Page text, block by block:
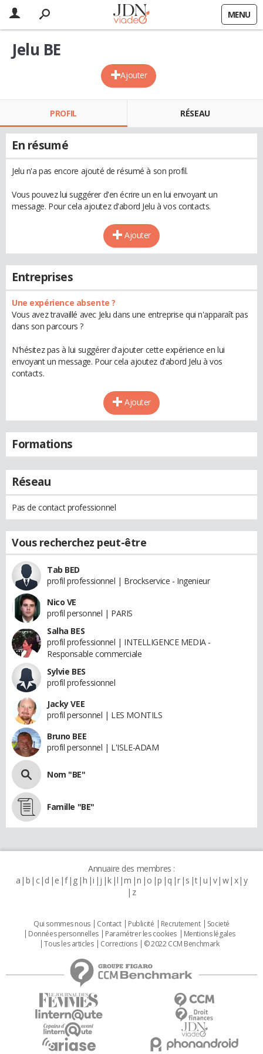
MENU
Ajouter
Jelu BE
PROFIL RÉSEAU
En résumé
Jelu n'a pas encore ajouté de résumé à son profil.
Vous pouvez lui suggérer d'en écrire un en lui envoyant un
message. Pour cela ajoutez d'abord Jelu à vos contacts.
Ajouter
Entreprises
Une expérience absente ?
Vous avez travaillé avec Jelu dans une entreprise qui n'apparaît pas
dans son parcours ?
N'hésitez pas à lui suggérer d'ajouter cette expérience en lui
envoyant un message. Pour cela ajoutez d'abord Jelu à vos
contacts.
Ajouter
Formations
Réseau
Pas de contact professionnel
Vous recherchez peut-être
Tab BED
profil professionnel | Brockservice - Ingenieur
Nico VE
profil personnel | PARIS
Salha BES
profil professionnel | INTELLIGENCE MEDIA -
Responsable commerciale
Sylvie BES
profil professionnel
Jacky VEE
profil personnel | LES MONTILS
Bruno BEE
profil personnel | L'ISLE-ADAM
Nom "BE"
Famille "BE"
Annuaire des membres :
a b c d e f g h i j k l m n o p q r s t u v w x y
z
Qui sommes nous Contact Publicité Recrutement
Societé
Données personnelles
Paramétrer les cookies
Mentions légales
Tous les articles
Corrections © 2022 CCM Benchmark